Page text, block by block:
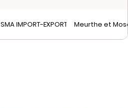
SMA IMPORT-EXPORT Meurthe et